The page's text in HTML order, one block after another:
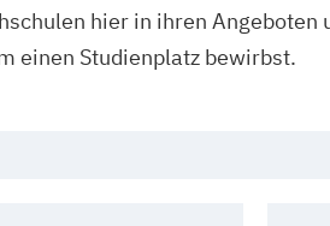
hier in ihren
einen Studienplatz bewirbst.